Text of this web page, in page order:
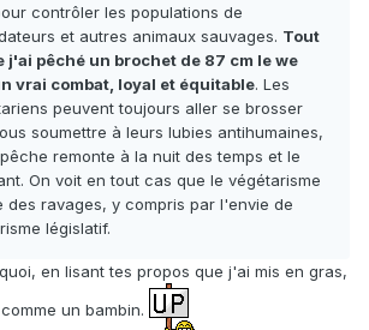
contrôler les populations de
et autres animaux sauvages. Tout
j'ai pêché un brochet de 87 cm le we
vrai combat, loyal et équitable. Les
peuvent toujours aller se brosser
soumettre à leurs lubies antihumaines,
remonte à la nuit des temps et le
On voit en tout cas que le végétarisme
des ravages, y compris par l'envie de
législatif.
en lisant tes propos que j'ai mis en gras,
un bambin.